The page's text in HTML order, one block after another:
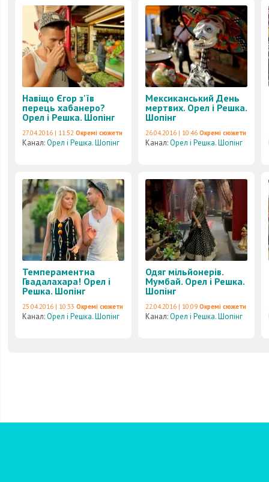
Навіщо Єгор з'їв
перець хабанеро?
Орел і Решка. Шопінг
27.04.2016 | 11:52 Окремі сюжети
Канал:Орел і Решка. Шопінг
Мексиканський День
мертвих. Орел і Решка.
Шопінг
26.04.2016 | 10:46 Окремі сюжети
Канал:Орел і Решка. Шопінг
Темпераментна
Гвадалахара! Орел і
Решка. Шопінг
25.04.2016 | 10:33 Окремі сюжети
Канал:Орел і Решка. Шопінг
Одяг мільйонерів.
Мумбай. Орел і Решка.
Шопінг
22.04.2016 | 10:09 Окремі сюжети
Канал:Орел і Решка. Шопінг